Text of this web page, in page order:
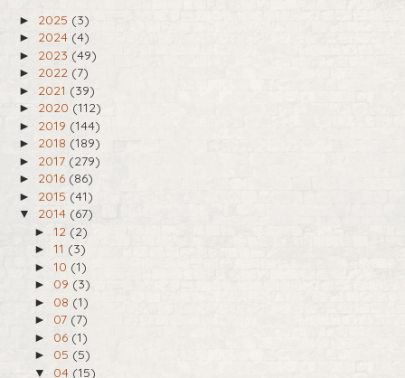
► 2025 (3)
► 2024 (4)
► 2023 (49)
► 2022 (7)
► 2021 (39)
► 2020 (112)
► 2019 (144)
► 2018 (189)
► 2017 (279)
► 2016 (86)
► 2015 (41)
▼ 2014 (67)
► 12 (2)
► 11 (3)
► 10 (1)
► 09 (3)
► 08 (1)
► 07 (7)
► 06 (1)
► 05 (5)
▼ 04 (15)